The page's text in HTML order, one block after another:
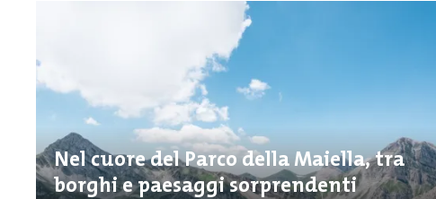
Nel cuore del Parco della Maiella, tra
borghi e paesaggi sorprendenti